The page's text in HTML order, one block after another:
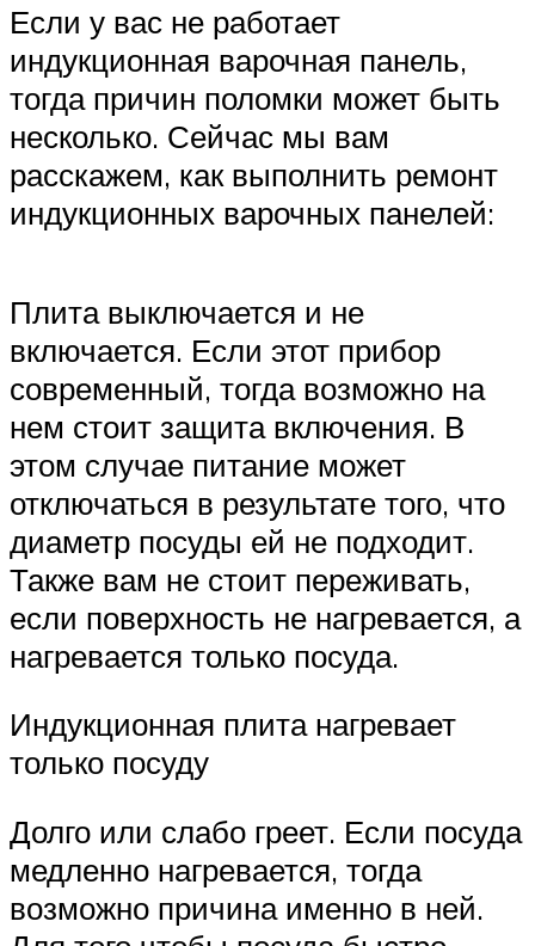
Если у вас не работает
индукционная варочная панель,
тогда причин поломки может быть
несколько. Сейчас мы вам
расскажем, как выполнить ремонт
индукционных варочных панелей:
Плита выключается и не
включается. Если этот прибор
современный, тогда возможно на
нем стоит защита включения. В
этом случае питание может
отключаться в результате того, что
диаметр посуды ей не подходит.
Также вам не стоит переживать,
если поверхность не нагревается, а
нагревается только посуда.
Индукционная плита нагревает
только посуду
Долго или слабо греет. Если посуда
медленно нагревается, тогда
возможно причина именно в ней.